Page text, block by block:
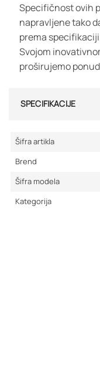
Specifičnost ovih
napravljene tako
prema
Svojom
proširujemo
SPECIFIKACIJE
Šifra artikla
Brend
Šifra modela
Kategorija